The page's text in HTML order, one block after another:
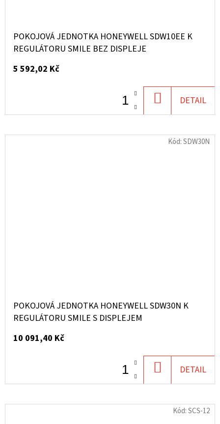
POKOJOVÁ JEDNOTKA HONEYWELL SDW10EE K
REGULÁTORU SMILE BEZ DISPLEJE
5 592,02 Kč
KOŠÍKU
DETAIL
POKOJOVÁ JEDNOTKA HONEYWELL SDW30N K
REGULÁTORU SMILE S DISPLEJEM
10 091,40 Kč
KOŠÍKU
DETAIL
Kód:SDW30N
Kód:SCS-12